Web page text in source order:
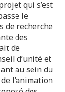
qui s’est
le
de recherche
des
de
d’unité et
au sein du
l’animation